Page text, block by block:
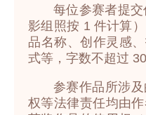
每位参赛者提
影组照按 1 件计算
品名称、创作灵感
式等，字数不超过
参赛作品所涉
权等法律责任均由